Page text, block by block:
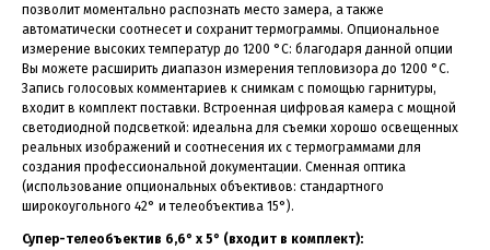
позволит моментально распознать место замера, а также
автоматически соотнесет и сохранит термограммы. Опциональное
измерение высоких температур до 1200 °C: благодаря данной опции
Вы можете расширить диапазон измерения тепловизора до 1200 °C.
Запись голосовых комментариев к снимкам с помощью гарнитуры,
входит в комплект поставки. Встроенная цифровая камера с мощной
светодиодной подсветкой: идеальна для съемки хорошо освещенных
реальных изображений и соотнесения их с термограммами для
создания профессиональной документации. Сменная оптика
(использование опциональных объективов: стандартного
широкоугольного 42° и телеобъектива 15°).
Супер-телеобъектив 6,6° x 5° (входит в комплект):